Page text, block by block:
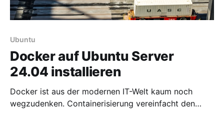
Ubuntu
Docker auf Ubuntu Server
24.04 installieren
Docker ist aus der modernen IT-Welt kaum noch
wegzudenken. Containerisierung vereinfacht den